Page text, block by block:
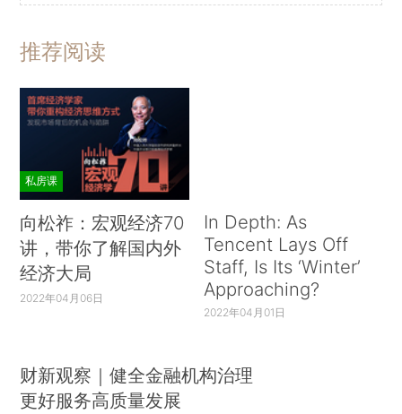
推荐阅读
私房课
向松祚：宏观经济70
讲，带你了解国内外
经济大局
2022年04月06日
In Depth: As
Tencent Lays Off
Staff, Is Its ‘Winter’
Approaching?
2022年04月01日
财新观察｜健全金融机构治理
更好服务高质量发展